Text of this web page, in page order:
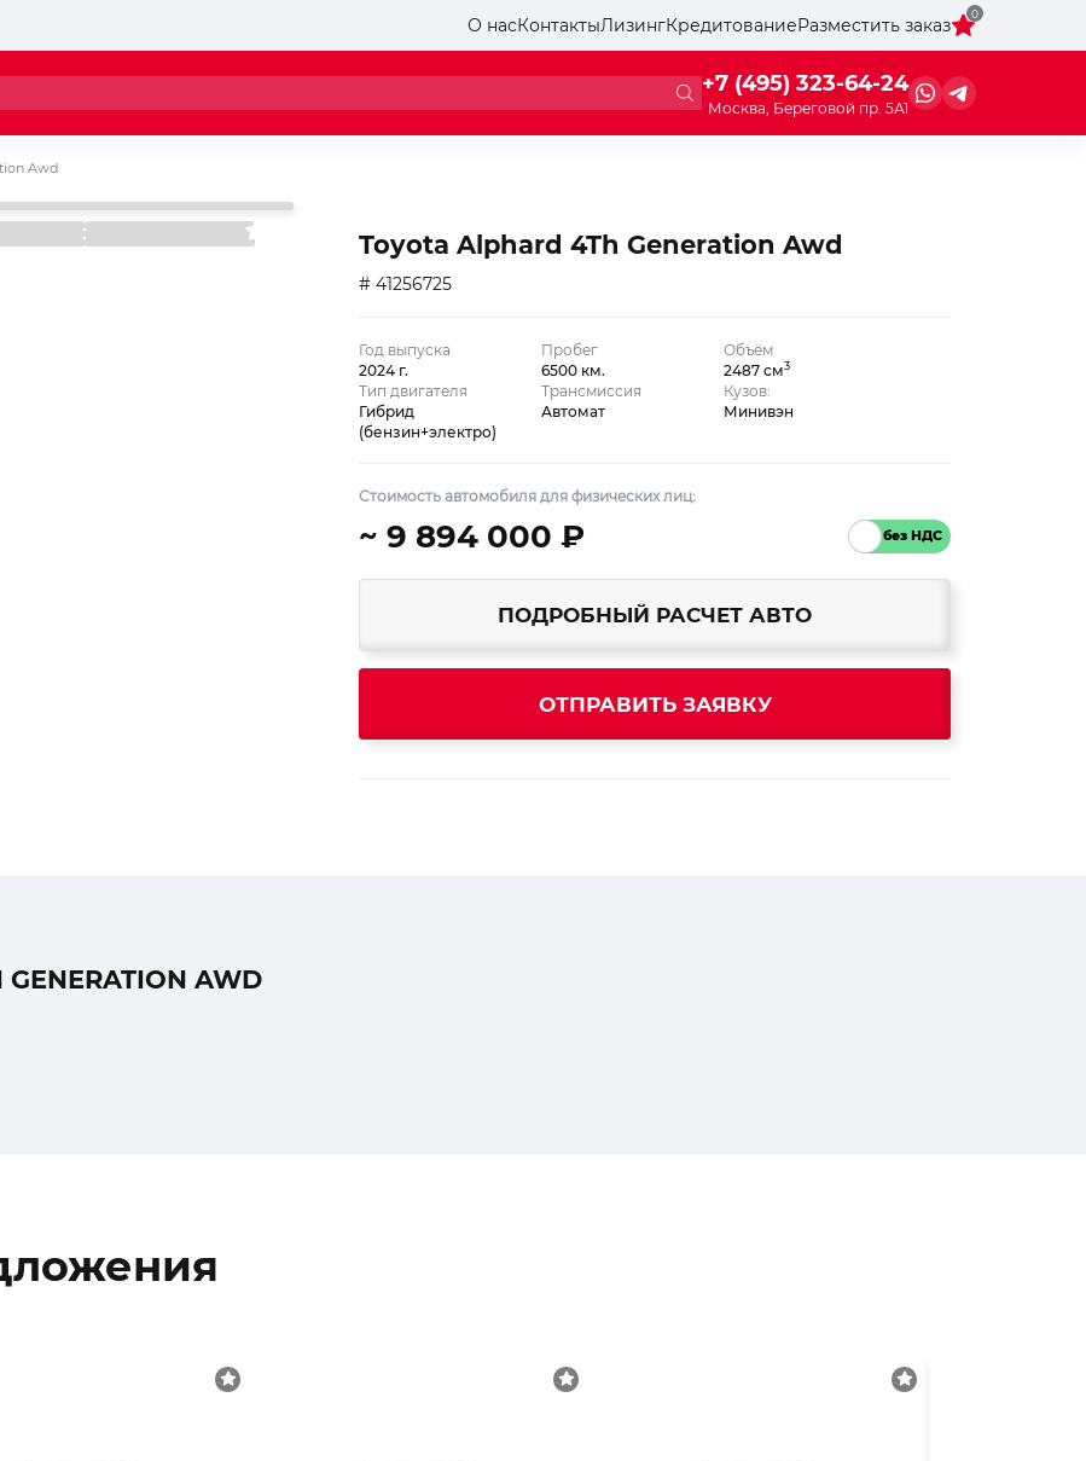
О насКонтактыЛизингКредитованиеРазместить заказ
0
+7 (495) 323-64-24
Москва, Береговой пр. 5А1
Awd
Toyota Alphard 4Th Generation Awd
# 41256725
Год выпуска
2024 г.
Пробег
6500 км.
Объём
2487 см3
Тип двигателя
Гибрид
(бензин+электро)
Трансмиссия
Автомат
Кузов:
Минивэн
Стоимость автомобиля для физических лиц:
~ 9 894 000 ₽
ПОДРОБНЫЙ РАСЧЕТ АВТО
ОТПРАВИТЬ ЗАЯВКУ
AWD